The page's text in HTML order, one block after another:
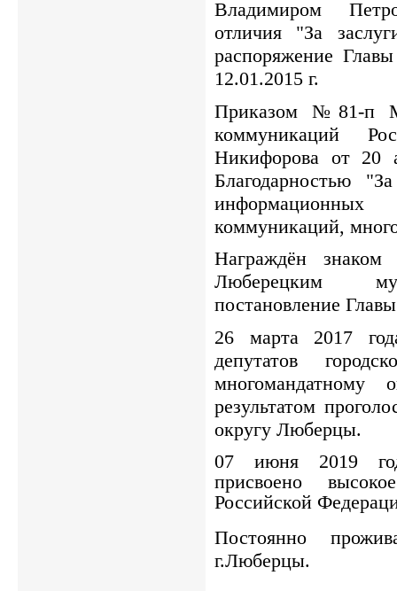
Владимиром
отличия "За
распоряжение
12.01.2015 г.
Приказом №81-п
коммуникаций
Никифорова от 20
Благодарностью
коммуникаций,
Награждён знаком
Люберецким
постановление
26 марта 2017
депутатов
результатом
округу Люберцы.
07 июня 2019
присвоено
Российской
Постоянно
г.Люберцы.